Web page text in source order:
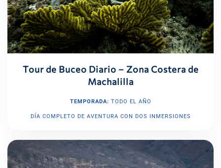
Tour de Buceo Diario – Zona Costera de
Machalilla
TEMPORADA: TODO EL AÑO
DÍA COMPLETO DE AVENTURA CON DOS INMERSIONES